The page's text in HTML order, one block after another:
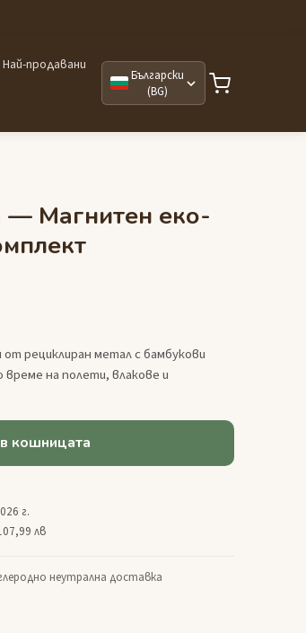
Най-продавани
Български
(BG)
— Магнитен еко-
от рециклиран метал с бамбукови
на полети, влакове и
кошницата
г.
лв
неутрална доставка